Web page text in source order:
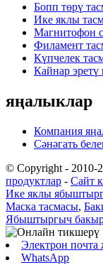
Бопп төрү
Ике яклы
Магнитофон
Филамент
Күпчелек
Кайнар эретү
яңалыклар
Компания
Сәнәгать
© Copyright - 2010-
продуктлар - Сайт
Ике яклы
Маска тасмасы,
Ябыштыргыч бакыр
Электрон почта
WhatsApp